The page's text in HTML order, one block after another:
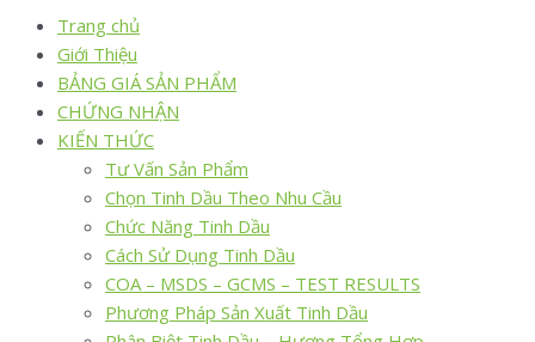
Trang chủ
Giới Thiệu
BẢNG GIÁ SẢN PHẨM
CHỨNG NHẬN
KIẾN THỨC
Tư Vấn Sản Phẩm
Chọn Tinh Dầu Theo Nhu Cầu
Chức Năng Tinh Dầu
Cách Sử Dụng Tinh Dầu
COA – MSDS – GCMS – TEST RESULTS
Phương Pháp Sản Xuất Tinh Dầu